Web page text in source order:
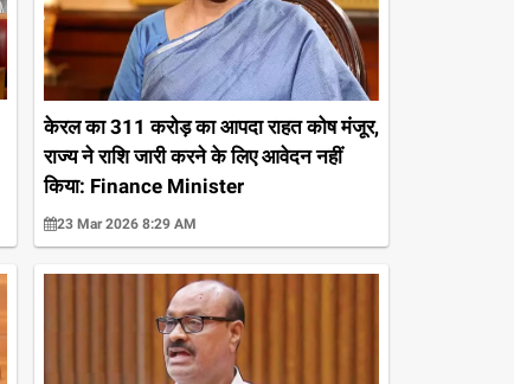
केरल का 311 करोड़ का आपदा राहत कोष मंजूर,
राज्य ने राशि जारी करने के लिए आवेदन नहीं
किया: Finance Minister
23 Mar 2026 8:29 AM